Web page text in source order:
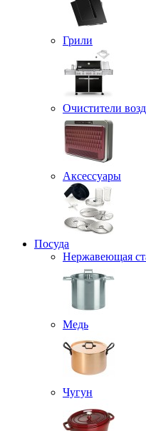
Грили
Очистители
Аксессуары
Посуда
Нержавеющая
Медь
Чугун